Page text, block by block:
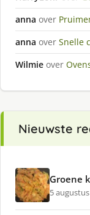
anna over
anna over Snelle
Wilmie over
Nieuwste
Groene
5